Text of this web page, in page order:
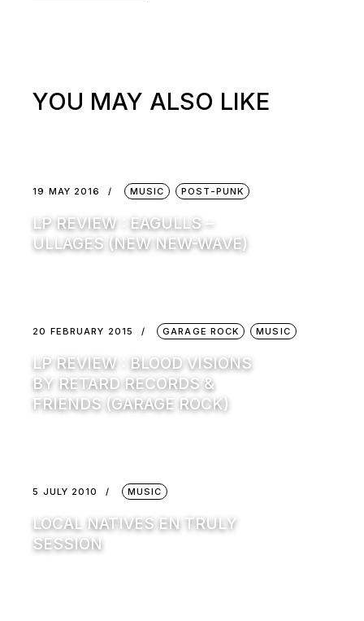
YOU MAY ALSO LIKE
19 MAY 2016 MUSIC POST-PUNK
LP REVIEW : EAGULLS –
ULLAGES (NEW NEW-WAVE)
20 FEBRUARY 2015 GARAGE ROCK MUSIC
LP REVIEW : BLOOD VISIONS
BY RETARD RECORDS &
FRIENDS (GARAGE ROCK)
5 JULY 2010 MUSIC
LOCAL NATIVES EN TRULY
SESSION